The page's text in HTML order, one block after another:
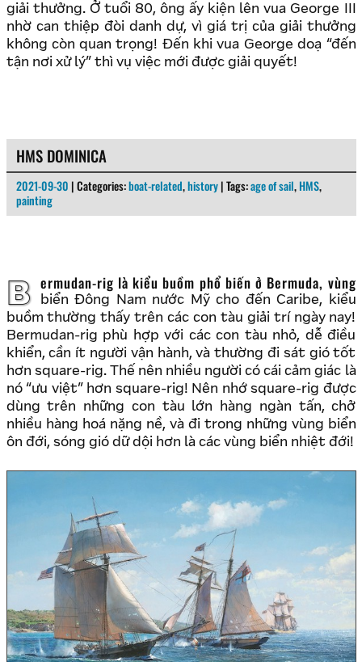
giải thưởng. Ở tuổi 80, ông ấy kiện lên vua George III
nhờ can thiệp đòi danh dự, vì giá trị của giải thưởng
không còn quan trọng! Đến khi vua George doạ “đến
tận nơi xử lý” thì vụ việc mới được giải quyết!
HMS DOMINICA
2021-09-30 | Categories:boat-related,history | Tags:age of sail,HMS,
painting
Bermudan-rig là kiểu buồm phổ biến ở Bermuda, vùng
biển Đông Nam nước Mỹ cho đến Caribe, kiểu
buồm thường thấy trên các con tàu giải trí ngày nay!
Bermudan-rig phù hợp với các con tàu nhỏ, dễ điều
khiển, cần ít người vận hành, và thường đi sát gió tốt
hơn square-rig. Thế nên nhiều người có cái cảm giác là
nó “ưu việt” hơn square-rig! Nên nhớ square-rig được
dùng trên những con tàu lớn hàng ngàn tấn, chở
nhiều hàng hoá nặng nề, và đi trong những vùng biển
ôn đới, sóng gió dữ dội hơn là các vùng biển nhiệt đới!